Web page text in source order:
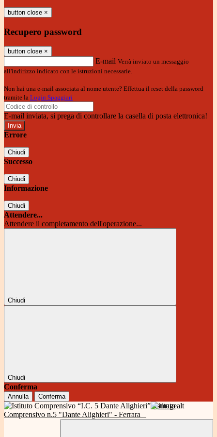
button close ×
Recupero password
button close ×
E-mail Verrà inviato un messaggio
all'indirizzo indicato con le istruzioni necessarie.
Non hai una e-mail associata al nome utente? Effettua il reset della password
tramite la Login Spaggiari
E-mail inviata, si prega di controllare la casella di posta elettronica!
Errore
Chiudi
Successo
Chiudi
Informazione
Chiudi
Attendere...
Attendere il completamento dell'operazione...
Chiudi
Chiudi
Conferma
Annulla Conferma
Istituto
Comprensivo n.5 "Dante Alighieri" - Ferrara